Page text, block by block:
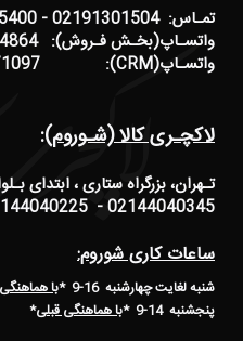
تمـاس: 02191301504 - 02144005400
واتسـاپ(بخـش فـروش): 09120724864
واتسـاپ(CRM): 09999971097
لاکچـری کالا (شـوروم):
تـهران، بزرگراه ستاری ، ابتدای
02144040345 - 02144040225
ساعات کاری شوروم:
شنبه لغایت چهارشنبه 16-9 * با
پنجشنبه 14-9
*با هماهنگی قبلی*